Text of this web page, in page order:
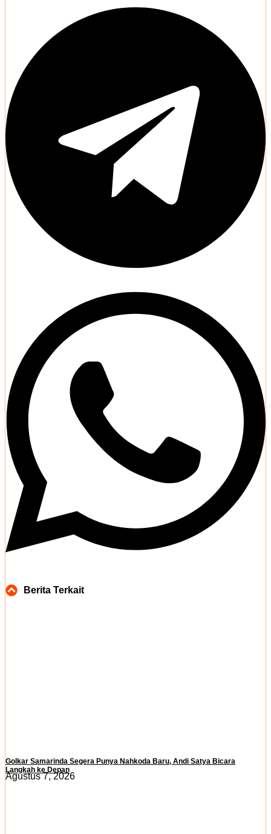
Berita Terkait
Golkar Samarinda Segera Punya Nahkoda Baru, Andi Satya Bicara
Langkah ke Depan
Agustus 7, 2026